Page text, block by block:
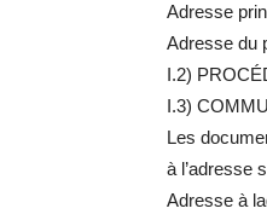
Adresse
Adresse du
I.2)
I.3)
Les
à l’adresse
Adresse à